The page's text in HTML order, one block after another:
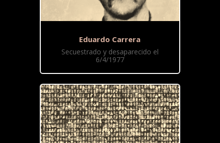
Eduardo Carrera
Secuestrado y desaparecido el
6/4/1977